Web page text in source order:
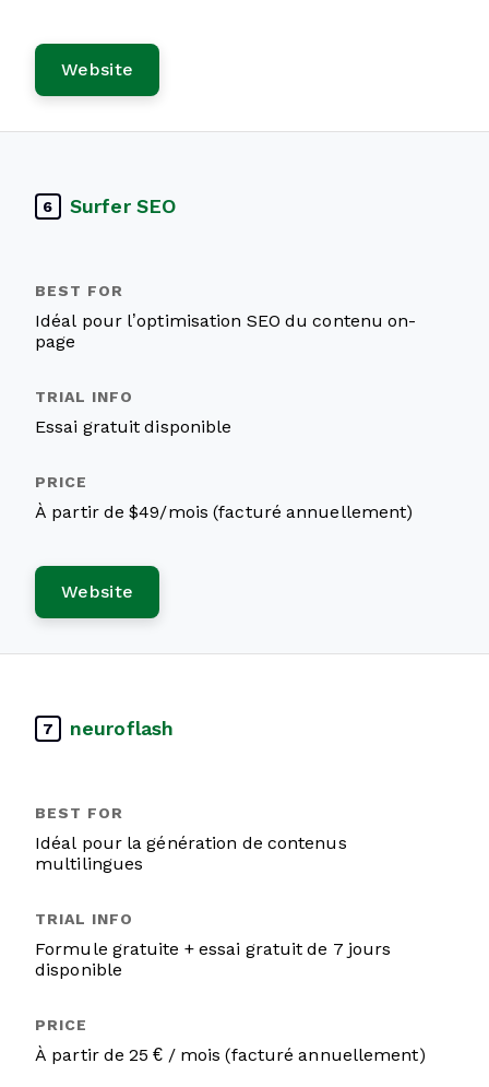
Website
6 Surfer SEO
Idéal pour l’optimisation SEO du contenu on-
page
Essai gratuit disponible
À partir de $49/mois (facturé annuellement)
Website
7 neuroflash
Idéal pour la génération de contenus
multilingues
Formule gratuite + essai gratuit de 7 jours
disponible
À partir de 25 € / mois (facturé annuellement)